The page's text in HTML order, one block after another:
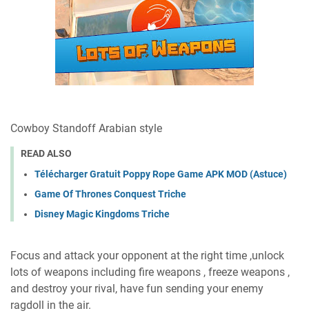
Cowboy Standoff Arabian style
READ ALSO
Télécharger Gratuit Poppy Rope Game APK MOD (Astuce)
Game Of Thrones Conquest Triche
Disney Magic Kingdoms Triche
Focus and attack your opponent at the right time ,unlock
lots of weapons including fire weapons , freeze weapons ,
and destroy your rival, have fun sending your enemy
ragdoll in the air.